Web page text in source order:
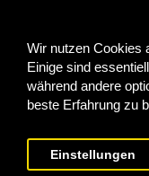
Wir nutzen Cookies
Einige sind
während andere
beste Erfahrung zu
Einstellungen
Auftragshistorie
Wunschzettel
Newsletter